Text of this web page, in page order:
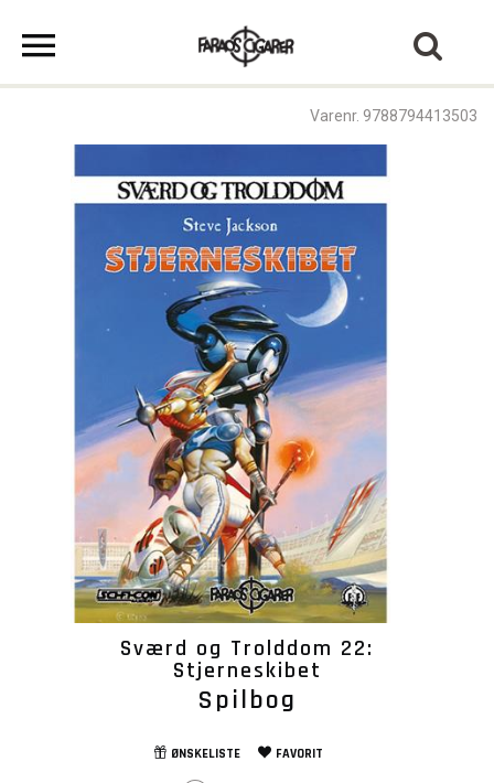
Varenr. 9788794413503
Sværd og Trolddom 22:
Stjerneskibet
Spilbog
ØNSKELISTE FAVORIT